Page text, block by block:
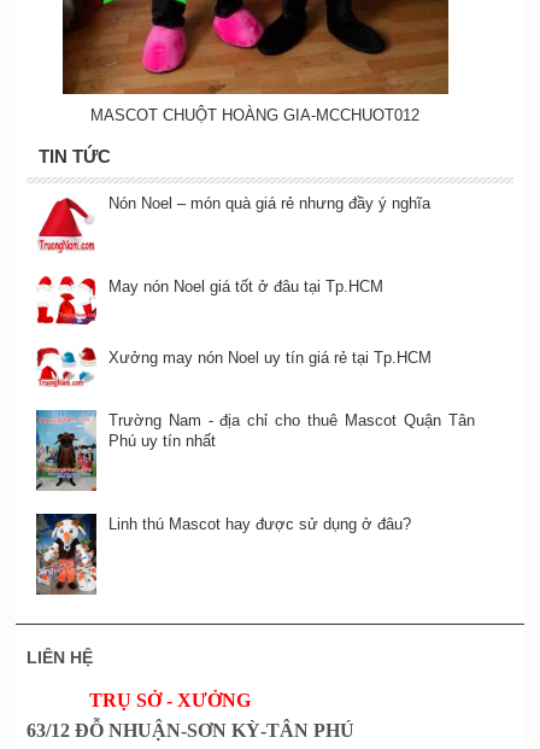
MASCOT CHUỘT HOÀNG GIA-MCCHUOT012
TIN TỨC
Nón Noel – món quà giá rẻ nhưng đầy ý nghĩa
May nón Noel giá tốt ở đâu tại Tp.HCM
Xưởng may nón Noel uy tín giá rẻ tại Tp.HCM
Trường Nam - địa chỉ cho thuê Mascot Quận Tân
Phú uy tín nhất
Linh thú Mascot hay được sử dụng ở đâu?
LIÊN HỆ
TRỤ SỞ - XƯỞNG
63/12 ĐỖ NHUẬN-SƠN KỲ-TÂN PHÚ